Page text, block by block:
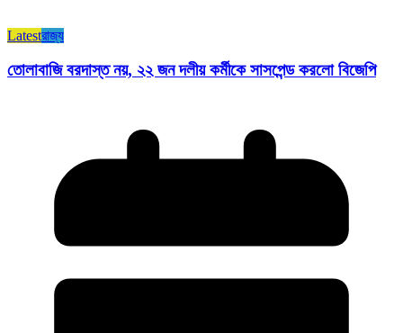
Latestরাজ্য​
তোলাবাজি বরদাস্ত নয়, ২২ জন দলীয় কর্মীকে সাসপেন্ড করলো বিজেপি